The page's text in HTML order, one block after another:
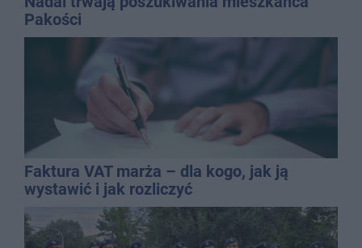
Pakości
Faktura VAT marża – dla kogo, jak ją
wystawić i jak rozliczyć